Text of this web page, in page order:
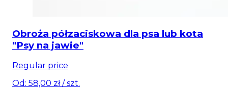
Obroża półzaciskowa dla psa lub kota
"Psy na jawie"
Regular price
Od: 58,00 zł/ szt.